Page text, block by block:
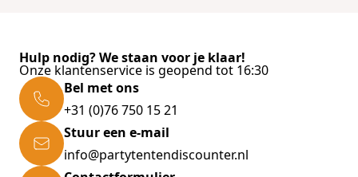
Productvoordelen:
met uitschuifbare telescoopstok van 24 tot
100 cm
Accessoires altijd bij de hand dankzij
geïntegreerde binnenzak
Telescoopstang van 202 roestvrij staal met
Hulp nodig? We staan voor je klaar!
Onze klantenservice is geopend tot 16:30
Bel met ons
+31 (0)76 750 15 21
Stuur een e-mail
info@partytentendiscounter.nl